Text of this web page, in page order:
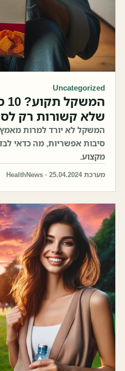
Uncategorized
שלא קשורות רק
המשקל לא יורד למרות
סיבות אפשריות, מה כדאי
מקצוע.
מערכת HealthNews · 25.04.2024